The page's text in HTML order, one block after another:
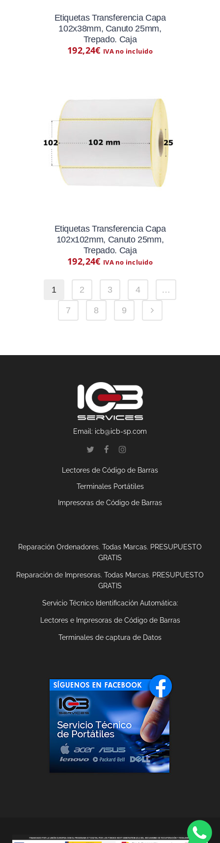
Etiquetas Transferencia Capa
102x38mm, Canuto 25mm,
Trepado. Caja
192,24€ IVA no incluido
Etiquetas Transferencia Capa
102x102mm, Canuto 25mm,
Trepado. Caja
192,24€ IVA no incluido
1 2 3 4 …
7 8 9
Email: icb@icb-sp.com
Lectores de Código de Barras
Terminales Portátiles
Impresoras de Código de Barras
Reparación Ordenadores. Todas Marcas. PRESUPUESTO
GRATIS
Reparación de Impresoras. Todas Marcas. PRESUPUESTO
GRATIS
Servicio Técnico Identificación Automática:
Lectores e Impresoras de Código de Barras
Terminales de captura de Datos